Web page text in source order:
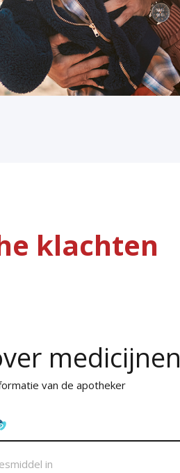
klachten
medicijnen
van de apotheker